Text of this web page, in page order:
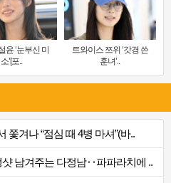
윤 ‘눈부신 미
소’[포..
트와이스 쯔위 ‘갓경 쓴
훈녀’..
쫓겨나 “점심 때 4병 마셔”(바..
남겨주는 다정남‥파파라치에 ..